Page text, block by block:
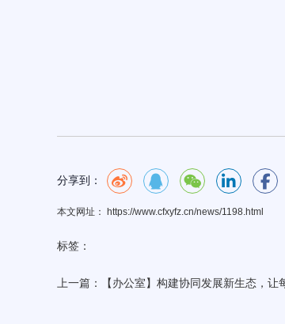
分享到：
本文网址： https://www.cfxyfz.cn/news/1198.html
标签：
上一篇： 【办公室】构建协同发展新生态，